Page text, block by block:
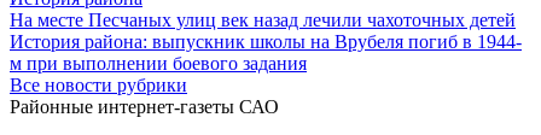
На месте Песчаных улиц век назад лечили чахоточных детей
История района: выпускник школы на Врубеля погиб в 1944-
м при выполнении боевого задания
Все новости рубрики
Районные интернет-газеты САО